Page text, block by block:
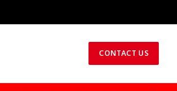
CONTACT US